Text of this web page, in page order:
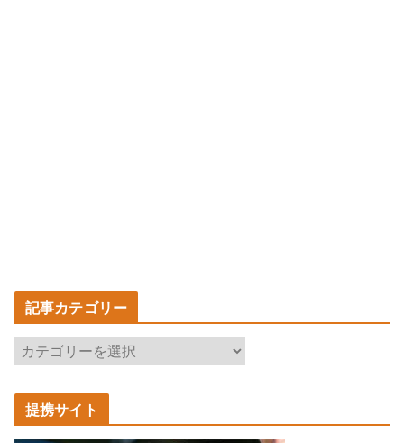
記事カテゴリー
記
事
カ
テ
ゴ
提携サイト